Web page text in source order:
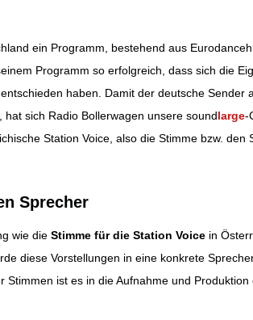
ein Programm, bestehend aus
Programm so erfolgreich, dass sich die
haben. Damit der deutsche Sender
sich Radio Bollerwagen unsere soundlarge-
Station Voice, also die Stimme bzw. den
Sprecher
wie die Stimme für die Station Voice in
diese Vorstellungen in eine konkrete
Stimmen ist es in die Aufnahme und Produktion